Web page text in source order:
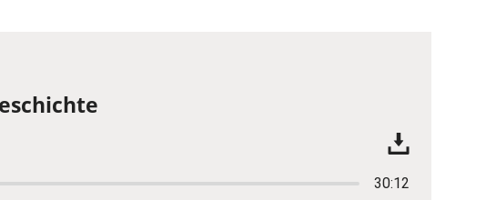
30:12